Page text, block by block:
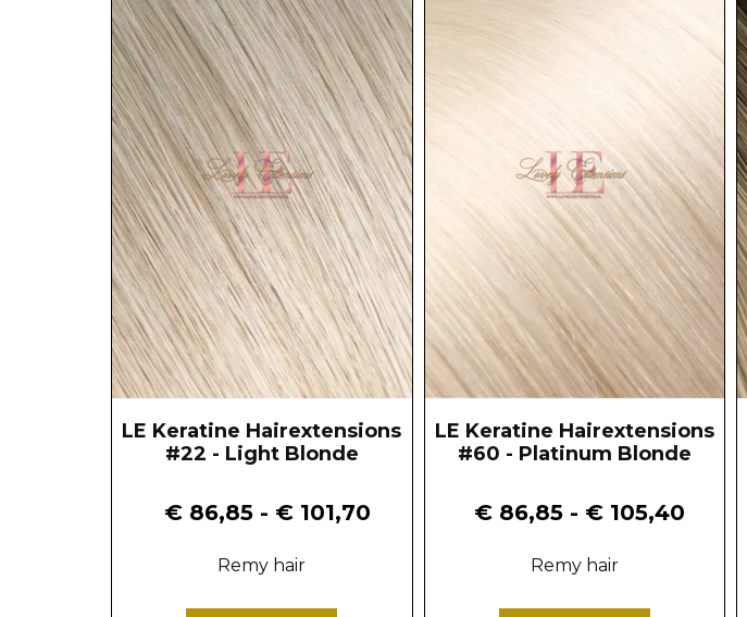
LE Keratine Hairextensions
#22 - Light Blonde
€86,85- €101,70
Remy hair
LE Keratine Hairextensions
#60 - Platinum Blonde
€ 86,85 - € 105,40
Remy hair